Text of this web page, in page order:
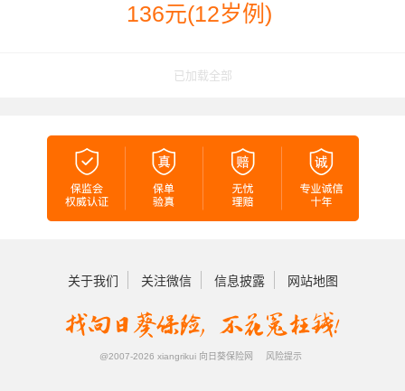
136元(12岁例)
已加载全部
关于我们 关注微信 信息披露 网站地图
@2007-2026 xiangrikui 向日葵保险网 风险提示